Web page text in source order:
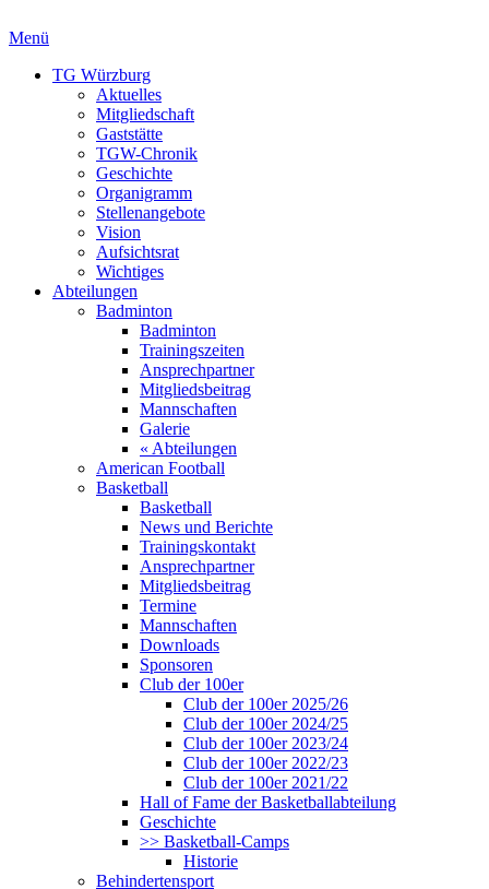
Menü
TG Würzburg
Aktuelles
Mitgliedschaft
Gaststätte
TGW-Chronik
Geschichte
Organigramm
Stellenangebote
Vision
Aufsichtsrat
Wichtiges
Abteilungen
Badminton
Badminton
Trainingszeiten
Ansprechpartner
Mitgliedsbeitrag
Mannschaften
Galerie
« Abteilungen
American Football
Basketball
Basketball
News und Berichte
Trainingskontakt
Ansprechpartner
Mitgliedsbeitrag
Termine
Mannschaften
Downloads
Sponsoren
Club der 100er
Club der 100er 2025/26
Club der 100er 2024/25
Club der 100er 2023/24
Club der 100er 2022/23
Club der 100er 2021/22
Hall of Fame der Basketballabteilung
Geschichte
>> Basketball-Camps
Historie
Behindertensport